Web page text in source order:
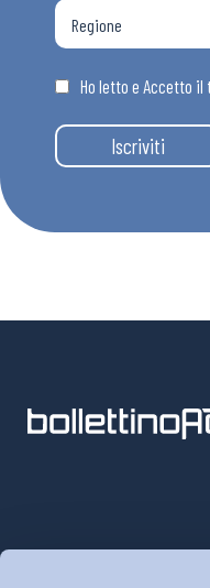
Ho letto e Accetto
Iscriviti